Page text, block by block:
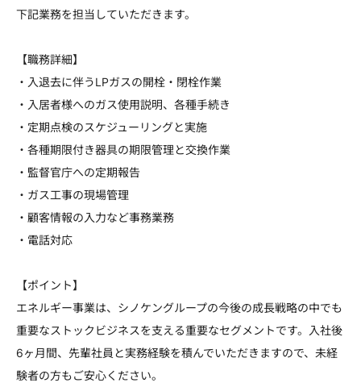
下記業務を担当していただきます。
【職務詳細】
・入退去に伴うLPガスの開栓・閉栓作業
・入居者様へのガス使用説明、各種手続き
・定期点検のスケジューリングと実施
・各種期限付き器具の期限管理と交換作業
・監督官庁への定期報告
・ガス工事の現場管理
・顧客情報の入力など事務業務
・電話対応
【ポイント】
エネルギー事業は、シノケングループの今後の成長戦略の中でも
重要なストックビジネスを支える重要なセグメントです。入社後
6ヶ月間、先輩社員と実務経験を積んでいただきますので、未経
験者の方もご安心ください。